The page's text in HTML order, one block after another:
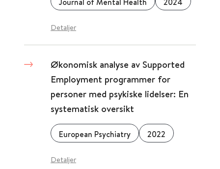
Detaljer
Økonomisk analyse av Supported
Employment programmer for
personer med psykiske lidelser: En
systematisk oversikt
European Psychiatry 2022
Detaljer